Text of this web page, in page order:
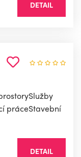
DETAIL
práceStavební
DETAIL